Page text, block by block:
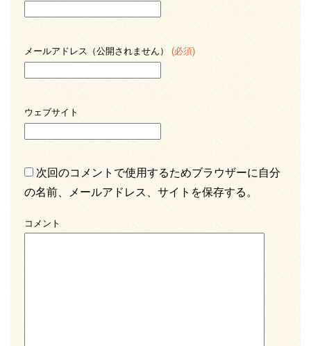
メールアドレス（公開されません） (必須)
ウェブサイト
次回のコメントで使用するためブラウザーに自分
の名前、メールアドレス、サイトを保存する。
コメント